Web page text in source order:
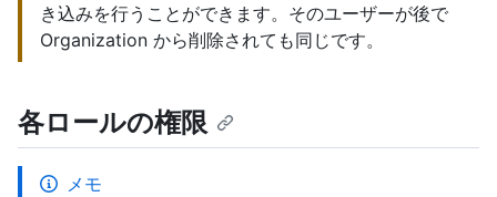
き込みを行うことができます。そのユーザーが後で
Organization から削除されても同じです。
各ロールの権限
メモ